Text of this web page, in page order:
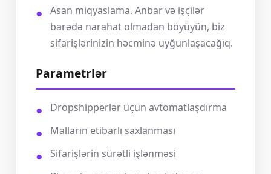
Asan miqyaslama. Anbar və işçilər
barədə narahat olmadan böyüyün, biz
sifarişlərinizin həcminə uyğunlaşacağıq.
Parametrlər
Dropshipperlər üçün avtomatlaşdırma
Malların etibarlı saxlanması
Sifarişlərin sürətli işlənməsi